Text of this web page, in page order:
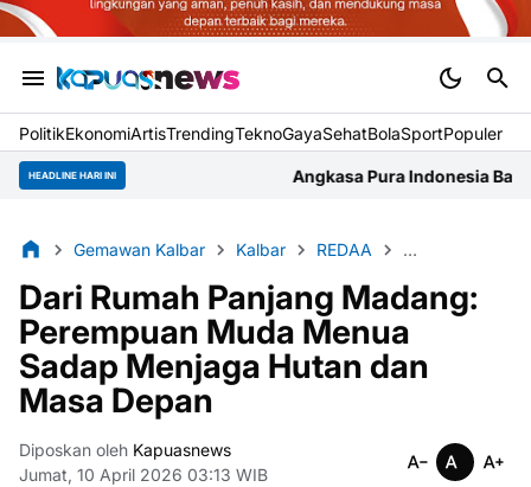
PolitikEkonomiArtisTrendingTeknoGayaSehatBolaSportPopuler
HEADLINE HARI INIAngkasa Pura Indonesia Bandara Supadio Gelar
Gemawan Kalbar Kalbar REDAA Reversing
Dari Rumah Panjang Madang:
Perempuan Muda Menua
Sadap Menjaga Hutan dan
Masa Depan
Diposkan oleh Kapuasnews
Jumat, 10 April 2026 03:13 WIB